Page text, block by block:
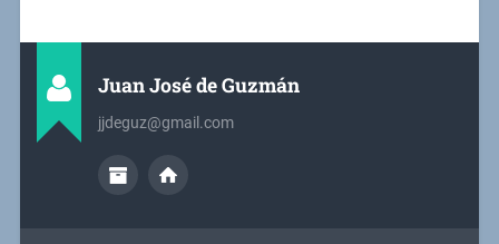
Juan José de Guzmán
jjdeguz@gmail.com